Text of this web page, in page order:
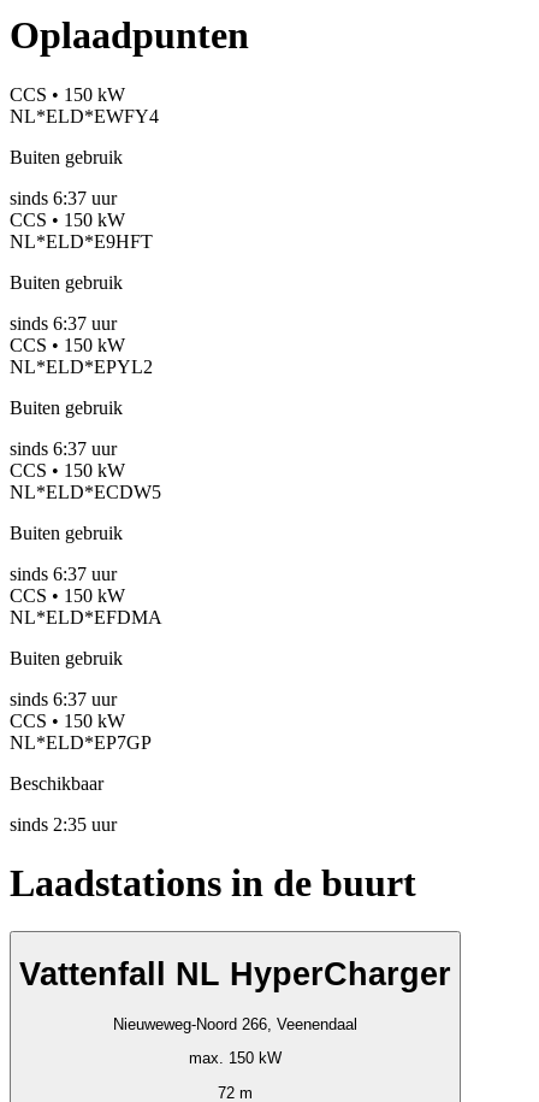
Oplaadpunten
CCS • 150 kW
NL*ELD*EWFY4
Buiten gebruik
sinds 6:37 uur
CCS • 150 kW
NL*ELD*E9HFT
Buiten gebruik
sinds 6:37 uur
CCS • 150 kW
NL*ELD*EPYL2
Buiten gebruik
sinds 6:37 uur
CCS • 150 kW
NL*ELD*ECDW5
Buiten gebruik
sinds 6:37 uur
CCS • 150 kW
NL*ELD*EFDMA
Buiten gebruik
sinds 6:37 uur
CCS • 150 kW
NL*ELD*EP7GP
Beschikbaar
sinds 2:35 uur
Laadstations in de buurt
Vattenfall NL HyperCharger
Nieuweweg-Noord 266, Veenendaal
max. 150 kW
72 m